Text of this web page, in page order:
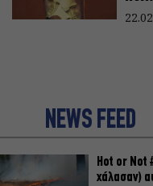
NEWS FEED
Hot or Not
χάλασαν)